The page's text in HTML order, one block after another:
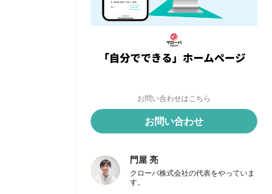
お問い合わせはこちら
お問い合わせ
門屋 亮
クローバ株式会社の代表をやっていま
す。